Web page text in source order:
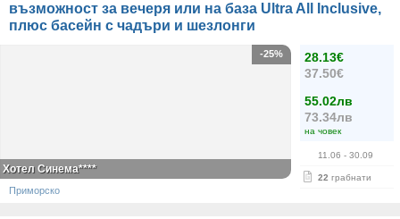
възможност за вечеря или на база Ultra All Inclusive,
плюс басейн с чадъри и шезлонги
28.13€
37.50€
55.02лв
73.34лв
на човек
11.06 - 30.09
22 грабнати
-25%
Хотел Синема****
Приморско